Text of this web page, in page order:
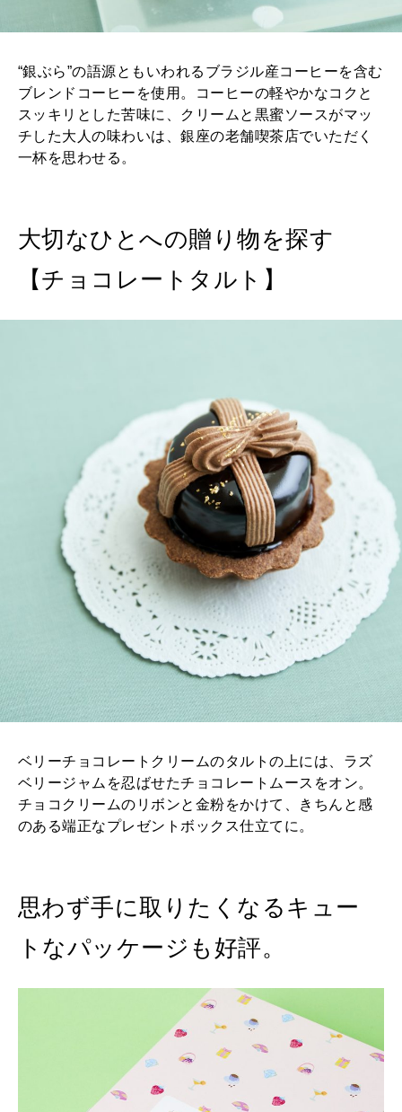
“銀ぶら”の語源ともいわれるブラジル産コーヒーを含む
ブレンドコーヒーを使用。コーヒーの軽やかなコクと
スッキリとした苦味に、クリームと黒蜜ソースがマッ
チした大人の味わいは、銀座の老舗喫茶店でいただく
一杯を思わせる。
大切なひとへの贈り物を探す
【チョコレートタルト】
ベリーチョコレートクリームのタルトの上には、ラズ
ベリージャムを忍ばせたチョコレートムースをオン。
チョコクリームのリボンと金粉をかけて、きちんと感
のある端正なプレゼントボックス仕立てに。
思わず手に取りたくなるキュー
トなパッケージも好評。